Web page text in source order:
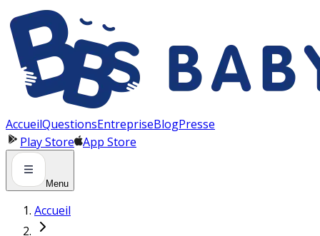
AccueilQuestionsEntrepriseBlogPresse
Play Store App Store
Menu
Accueil
Panneau de gestion des cookies